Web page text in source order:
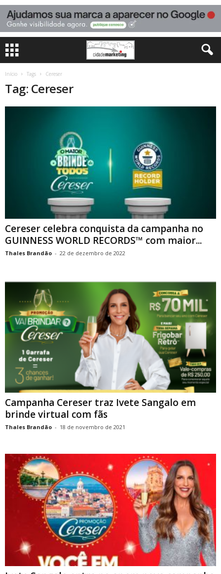
Início Tags Cereser
Tag: Cereser
Cereser celebra conquista da campanha no
GUINNESS WORLD RECORDS™ com maior...
Thales Brandão - 22 de dezembro de 2022
Campanha Cereser traz Ivete Sangalo em
brinde virtual com fãs
Thales Brandão - 18 de novembro de 2021